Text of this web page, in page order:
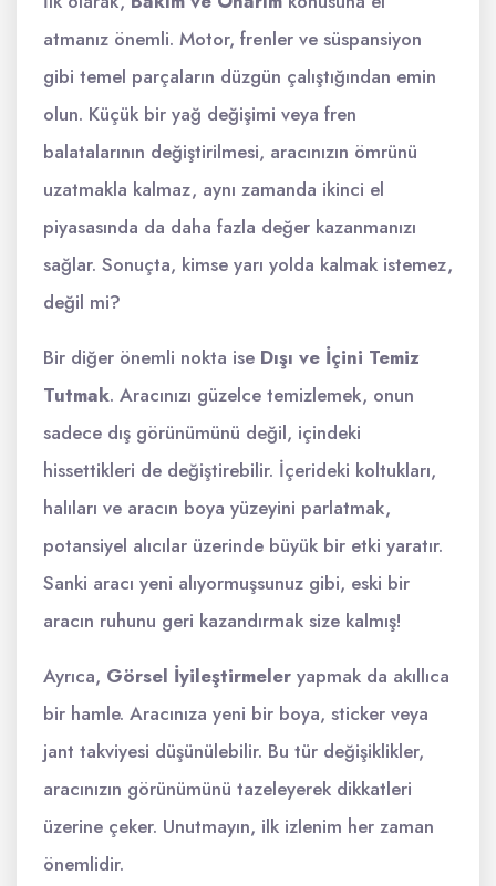
atmanız önemli. Motor, frenler ve süspansiyon
gibi temel parçaların düzgün çalıştığından emin
olun. Küçük bir yağ değişimi veya fren
balatalarının değiştirilmesi, aracınızın ömrünü
uzatmakla kalmaz, aynı zamanda ikinci el
piyasasında da daha fazla değer kazanmanızı
sağlar. Sonuçta, kimse yarı yolda kalmak istemez,
değil mi?
Bir diğer önemli nokta ise Dışı ve İçini Temiz
Tutmak. Aracınızı güzelce temizlemek, onun
sadece dış görünümünü değil, içindeki
hissettikleri de değiştirebilir. İçerideki koltukları,
halıları ve aracın boya yüzeyini parlatmak,
potansiyel alıcılar üzerinde büyük bir etki yaratır.
Sanki aracı yeni alıyormuşsunuz gibi, eski bir
aracın ruhunu geri kazandırmak size kalmış!
Ayrıca, Görsel İyileştirmeler yapmak da akıllıca
bir hamle. Aracınıza yeni bir boya, sticker veya
jant takviyesi düşünülebilir. Bu tür değişiklikler,
aracınızın görünümünü tazeleyerek dikkatleri
üzerine çeker. Unutmayın, ilk izlenim her zaman
önemlidir.